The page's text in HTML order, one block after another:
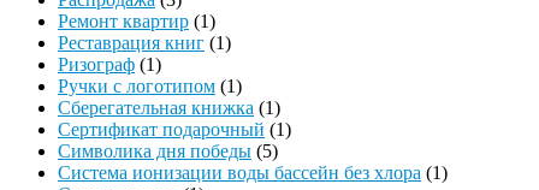
Ремонт квартир (1)
Реставрация книг (1)
Ризограф (1)
Ручки с логотипом (1)
Сберегательная книжка (1)
Сертификат подарочный (1)
Символика дня победы (5)
Система ионизации воды бассейн без хлора (1)